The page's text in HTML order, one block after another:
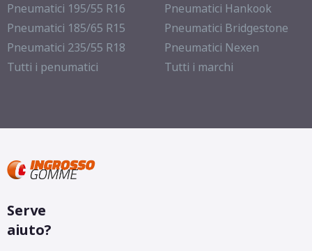
Pneumatici 195/55 R16
Pneumatici 185/65 R15
Pneumatici 235/55 R18
Tutti i penumatici
Pneumatici Hankook
Pneumatici Bridgestone
Pneumatici Nexen
Tutti i marchi
Serve
aiuto?